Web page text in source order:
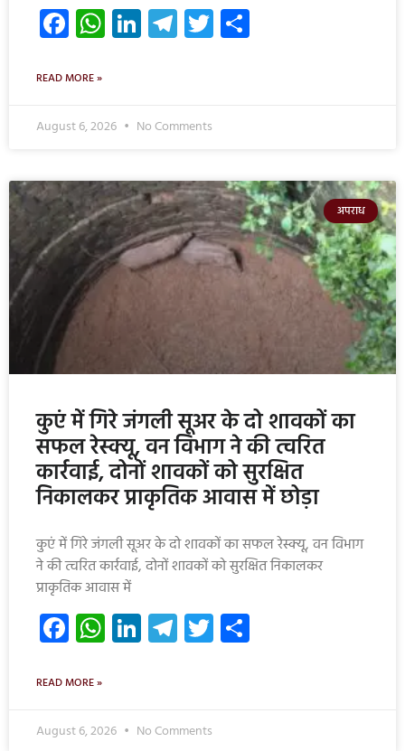
Facebook
WhatsApp
LinkedIn
Telegram
Twitter
READ MORE »
August 6, 2026 No Comments
अपराध
कुएं में गिरे जंगली सूअर के दो शावकों का
सफल रेस्क्यू, वन विभाग ने की त्वरित
कार्रवाई, दोनों शावकों को सुरक्षित
निकालकर प्राकृतिक आवास में छोड़ा
कुएं में गिरे जंगली सूअर के दो शावकों का सफल रेस्क्यू, वन विभाग
ने की त्वरित कार्रवाई, दोनों शावकों को सुरक्षित निकालकर
प्राकृतिक आवास में
Facebook
WhatsApp
LinkedIn
Telegram
Twitter
READ MORE »
August 6, 2026 No Comments